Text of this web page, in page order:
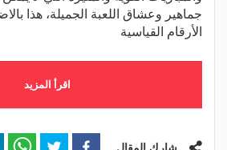
جماهير وعشاق اللعبة الجميلة، هذا
الأرقام القياسية
اقرأ المزيد